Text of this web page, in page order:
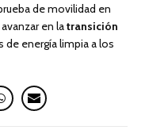
de movilidad en
en latransición
de energía limpia a los